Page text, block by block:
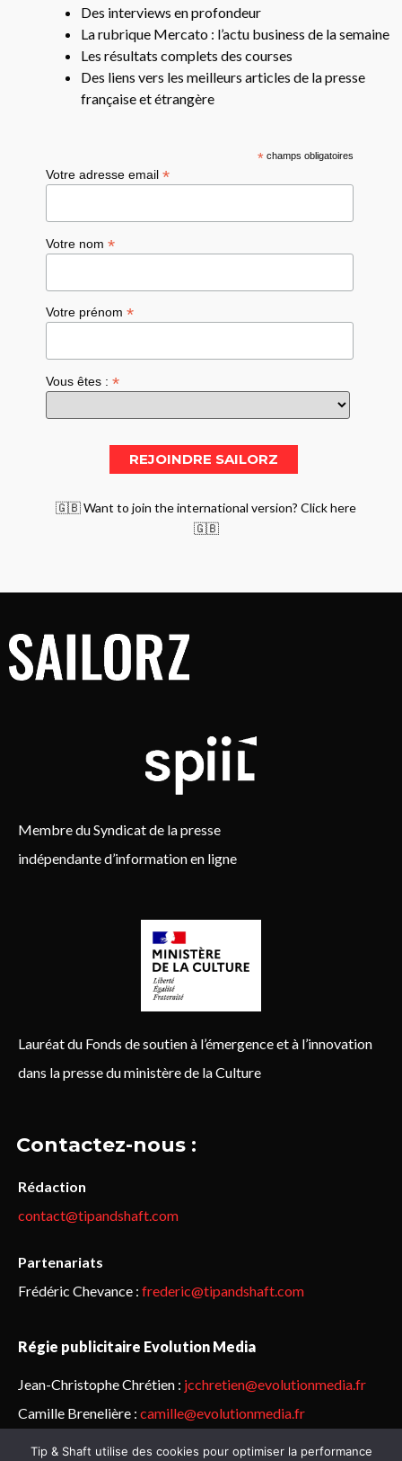
Des interviews en profondeur
La rubrique Mercato : l’actu business de la semaine
Les résultats complets des courses
Des liens vers les meilleurs articles de la presse
française et étrangère
*champs obligatoires
Votre adresse email*
Votre nom*
Votre prénom*
Vous êtes :*
🇬🇧 Want to join the international version? Click here
🇬🇧
Membre du Syndicat de la presse
indépendante d’information en ligne
Lauréat du Fonds de soutien à l’émergence et à l’innovation
dans la presse du ministère de la Culture
Contactez-nous :
Rédaction
contact@tipandshaft.com
Partenariats
Frédéric Chevance : frederic@tipandshaft.com
Régie publicitaire Evolution Media
Jean-Christophe Chrétien : jcchretien@evolutionmedia.fr
Camille Brenelière : camille@evolutionmedia.fr
Tip & Shaft utilise des cookies pour optimiser la performance